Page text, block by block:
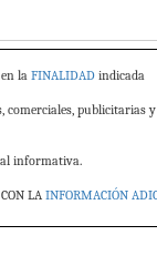
la FINALIDAD indicada
publicitarias
informativa.
LA INFORMACIÓN